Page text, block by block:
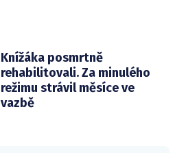
Knížáka posmrtně
rehabilitovali. Za minulého
režimu strávil měsíce ve
vazbě